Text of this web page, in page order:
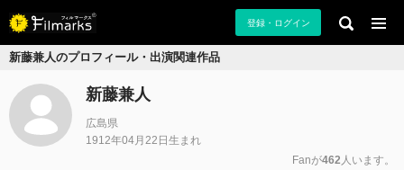
登録・ログイン
新藤兼人のプロフィール・出演関連作品
新藤兼人
広島県
1912年04月22日生まれ
Fanが462 人います。